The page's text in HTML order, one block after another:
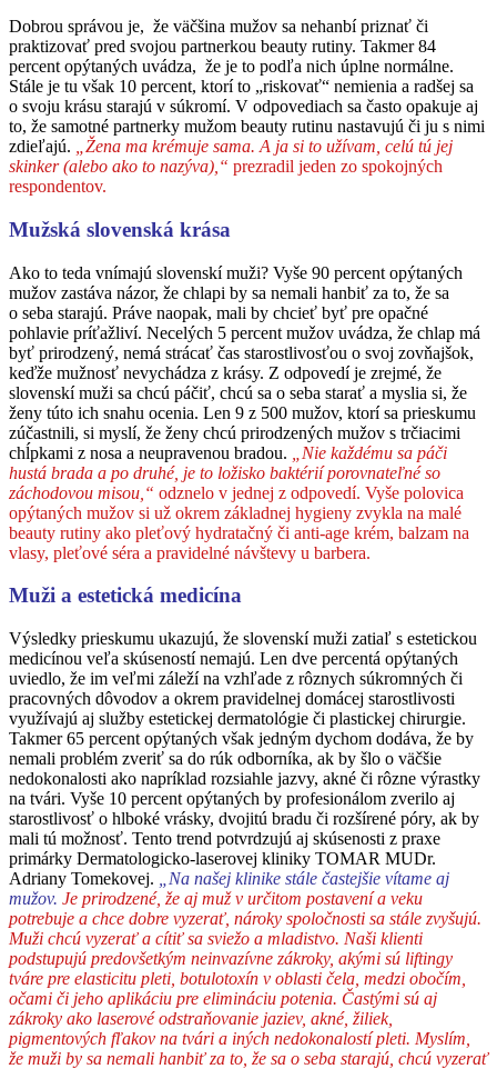
Dobrou správou je, že väčšina mužov sa nehanbí priznať či
praktizovať pred svojou partnerkou beauty rutiny. Takmer 84
percent opýtaných uvádza, že je to podľa nich úplne normálne.
Stále je tu však 10 percent, ktorí to „riskovať“ nemienia a radšej sa
o svoju krásu starajú v súkromí. V odpovediach sa často opakuje aj
to, že samotné partnerky mužom beauty rutinu nastavujú či ju s nimi
zdieľajú.
„Žena ma krémuje sama. A ja si to užívam, celú tú jej
skinker (alebo ako to nazýva),“ prezradil jeden zo spokojných
respondentov.
Mužská slovenská krása
Ako to teda vnímajú slovenskí muži? Vyše 90 percent opýtaných
mužov zastáva názor, že chlapi by sa nemali hanbiť za to, že sa
o seba starajú. Práve naopak, mali by chcieť byť pre opačné
pohlavie príťažliví. Necelých 5 percent mužov uvádza, že chlap má
byť prirodzený, nemá strácať čas starostlivosťou o svoj zovňajšok,
keďže mužnosť nevychádza z krásy. Z odpovedí je zrejmé, že
slovenskí muži sa chcú páčiť, chcú sa o seba starať a myslia si, že
ženy túto ich snahu ocenia. Len 9 z 500 mužov, ktorí sa prieskumu
zúčastnili, si myslí, že ženy chcú prirodzených mužov s trčiacimi
chĺpkami z nosa a neupravenou bradou.
„Nie každému sa páči
hustá brada a po druhé, je to ložisko baktérií porovnateľné so
záchodovou misou,“ odznelo v jednej z odpovedí. Vyše polovica
opýtaných mužov si už okrem základnej hygieny zvykla na malé
beauty rutiny ako pleťový hydratačný či anti-age krém, balzam na
vlasy, pleťové séra a pravidelné návštevy u barbera.
Muži a estetická medicína
Výsledky prieskumu ukazujú, že slovenskí muži zatiaľ s estetickou
medicínou veľa skúseností nemajú. Len dve percentá opýtaných
uviedlo, že im veľmi záleží na vzhľade z rôznych súkromných či
pracovných dôvodov a okrem pravidelnej domácej starostlivosti
využívajú aj služby estetickej dermatológie či plastickej chirurgie.
Takmer 65 percent opýtaných však jedným dychom dodáva, že by
nemali problém zveriť sa do rúk odborníka, ak by šlo o väčšie
nedokonalosti ako napríklad rozsiahle jazvy, akné či rôzne výrastky
na tvári. Vyše 10 percent opýtaných by profesionálom zverilo aj
starostlivosť o hlboké vrásky, dvojitú bradu či rozšírené póry, ak by
mali tú možnosť. Tento trend potvrdzujú aj skúsenosti z praxe
primárky Dermatologicko-laserovej kliniky TOMAR MUDr.
Adriany Tomekovej.
„Na našej klinike stále častejšie vítame aj
mužov. Je prirodzené, že aj muž v určitom postavení a veku
potrebuje a chce dobre vyzerať, nároky spoločnosti sa stále zvyšujú.
Muži chcú vyzerať a cítiť sa sviežo a mladistvo. Naši klienti
podstupujú predovšetkým neinvazívne zákroky, akými sú liftingy
tváre pre elasticitu pleti, botulotoxín v oblasti čela, medzi obočím,
očami či jeho aplikáciu pre elimináciu potenia. Častými sú aj
zákroky ako laserové odstraňovanie jaziev, akné, žiliek,
pigmentových fľakov na tvári a iných nedokonalostí pleti. Myslím,
že muži by sa nemali hanbiť za to, že sa o seba starajú, chcú vyzerať